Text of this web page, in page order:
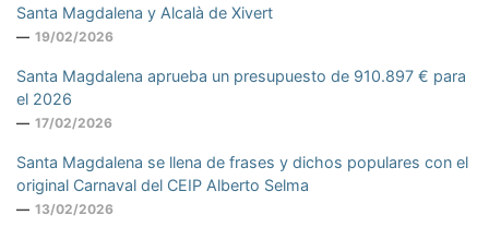
Santa Magdalena y Alcalà de Xivert
19/02/2026
Santa Magdalena aprueba un presupuesto de 910.897 € para
el 2026
17/02/2026
Santa Magdalena se llena de frases y dichos populares con el
original Carnaval del CEIP Alberto Selma
13/02/2026